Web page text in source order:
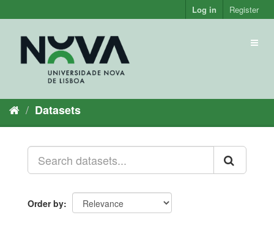
to
Log in Register
Datasets
Order by